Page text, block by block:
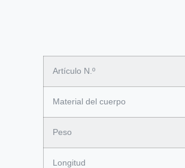
Artículo N.º
Material del cuerpo
Peso
Longitud